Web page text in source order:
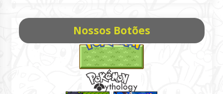
Nossos Botões